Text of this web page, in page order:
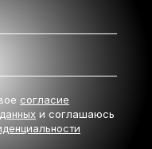
согласие
и соглашаюсь